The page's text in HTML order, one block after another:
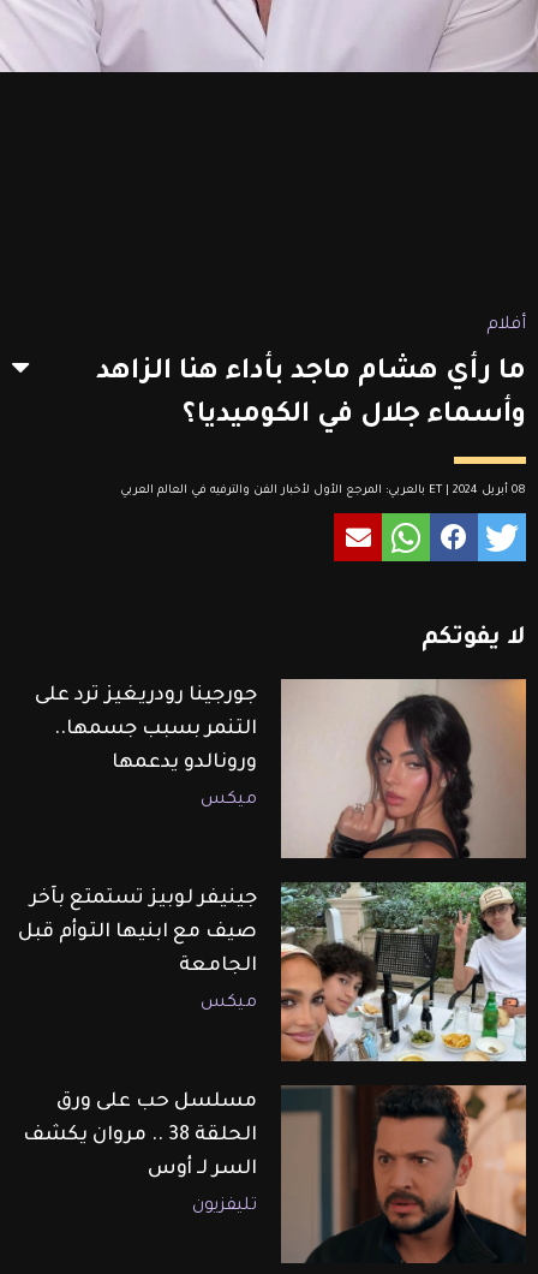
أفلام
ما رأي هشام ماجد بأداء هنا الزاهد
وأسماء جلال في الكوميديا؟
08 أبريل 2024 | ET بالعربي: المرجع الأول لأخبار الفن والترفيه في العالم العربي
لا يفوتكم
جورجينا رودريغيز ترد على
التنمر بسبب جسمها..
ورونالدو يدعمها
ميكس
جينيفر لوبيز تستمتع بآخر
صيف مع ابنيها التوأم قبل
الجامعة
ميكس
مسلسل حب على ورق
الحلقة 38 .. مروان يكشف
السر لـ أوس
تليفزيون